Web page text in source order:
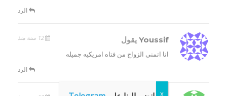
الرد
Youssif يقول 12 سنة منذ
انا اتمنى الزواج من فتاه امريكيه جميله
الرد